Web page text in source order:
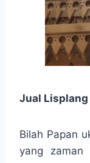
Jual Lisplang
Bilah Papan
yang zaman